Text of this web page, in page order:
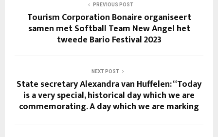
PREVIOUS POST
Tourism Corporation Bonaire organiseert
samen met Softball Team New Angel het
tweede Bario Festival 2023
NEXT POST
State secretary Alexandra van Huffelen: “Today
is a very special, historical day which we are
commemorating. A day which we are marking